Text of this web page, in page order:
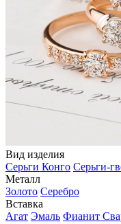
Вид изделия
Серьги Конго Серьги-
Металл
Золото Серебро
Вставка
Агат Эмаль Фианит